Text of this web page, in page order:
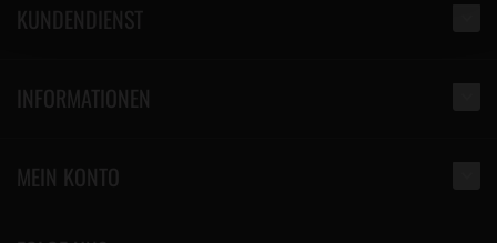
KUNDENDIENST
INFORMATIONEN
MEIN KONTO